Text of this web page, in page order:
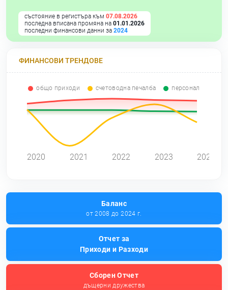
състояние в регистъра към 07.08.2026
последна вписана промяна на 01.01.2026
последни финансови данни за 2024
ФИНАНСОВИ ТРЕНДОВЕ
общо приходи счетоводна печалба персонал
2020 2021 2022 2023 2024
Баланс
от 2008 до 2024 г.
Отчет за
Приходи и Разходи
Сборен Отчет
дъщерни дружества